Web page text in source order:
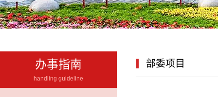
办事指南
handling guideline
部委项目